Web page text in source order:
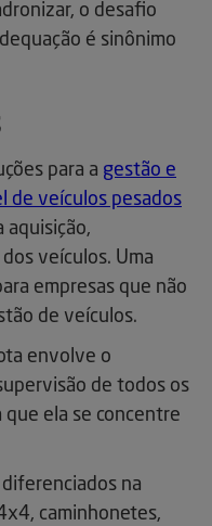
o desafio
é sinônimo
para a gestão e
de veículos pesados
aquisição,
veículos. Uma
empresas que não
de veículos.
envolve o
de todos os
que ela se concentre
na
caminhonetes,